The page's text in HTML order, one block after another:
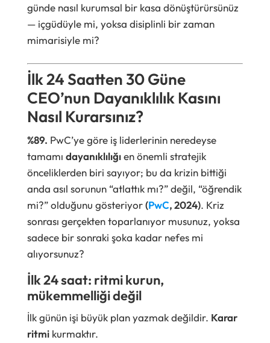
günde nasıl kurumsal bir kasa dönüştürürsünüz
— içgüdüyle mi, yoksa disiplinli bir zaman
mimarisiyle mi?
İlk 24 Saatten 30 Güne
CEO’nun Dayanıklılık Kasını
Nasıl Kurarsınız?
%89. PwC’ye göre iş liderlerinin neredeyse
tamamı dayanıklılığıen önemli stratejik
önceliklerden biri sayıyor; bu da krizin bittiği
anda asıl sorunun “atlattık mı?” değil, “öğrendik
mi?” olduğunu gösteriyor(PwC, 2024). Kriz
sonrası gerçekten toparlanıyor musunuz, yoksa
sadece bir sonraki şoka kadar nefes mi
alıyorsunuz?
İlk 24 saat: ritmi kurun,
mükemmelliği değil
İlk günün işi büyük plan yazmak değildir. Karar
ritmikurmaktır.